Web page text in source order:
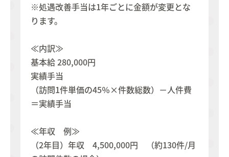
※処遇改善手当は1年ごとに金額が変更とな
ります。
≪内訳≫
基本給 280,000円
実績手当
（訪問1件単価の45％×件数総数）－人件費
＝実績手当
≪年収 例≫
（2年目）年収 4,500,000円 （約130件/月